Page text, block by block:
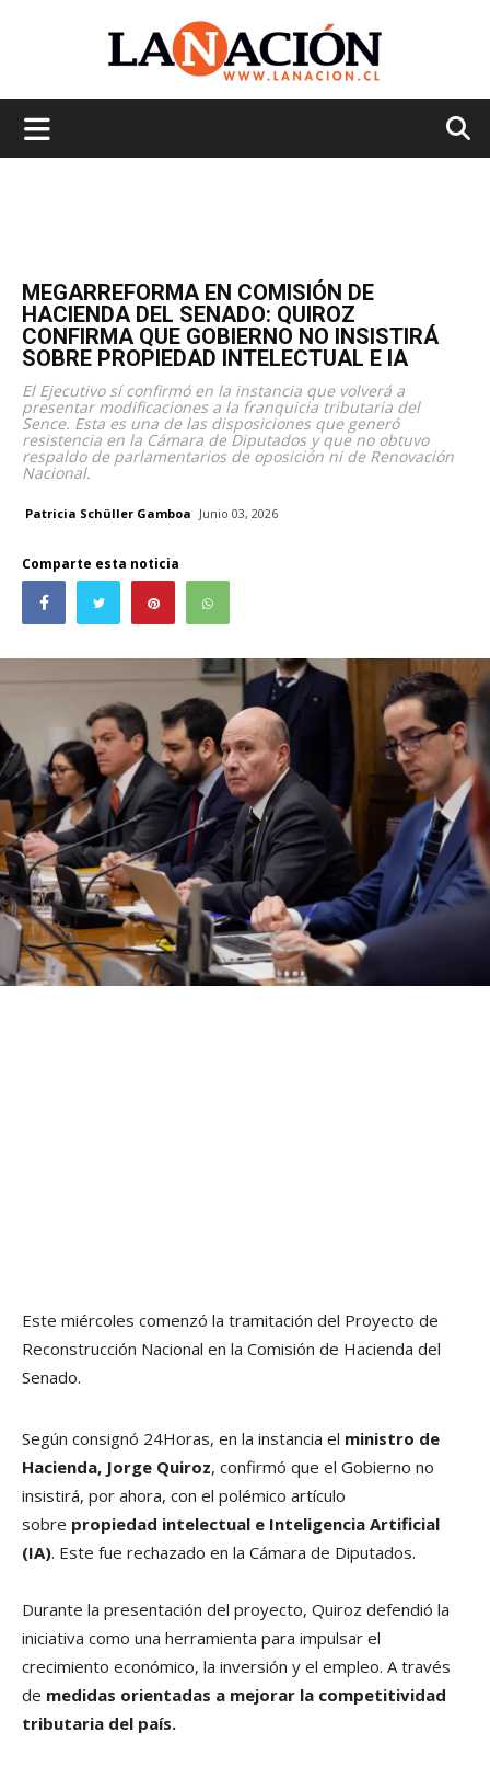
MEGARREFORMA EN COMISIÓN DE
HACIENDA DEL SENADO: QUIROZ
CONFIRMA QUE GOBIERNO NO INSISTIRÁ
SOBRE PROPIEDAD INTELECTUAL E IA
El Ejecutivo sí confirmó en la instancia que volverá a
presentar modificaciones a la franquicia tributaria del
Sence. Esta es una de las disposiciones que generó
resistencia en la Cámara de Diputados y que no obtuvo
respaldo de parlamentarios de oposición ni de Renovación
Nacional.
Patricia Schüller Gamboa Junio 03, 2026
Comparte esta noticia
Este miércoles comenzó la tramitación del Proyecto de
Reconstrucción Nacional en la Comisión de Hacienda del
Senado.
Según consignó 24Horas, en la instancia el ministro de
Hacienda, Jorge Quiroz, confirmó que el Gobierno no
insistirá, por ahora, con el polémico artículo
sobre propiedad intelectual e Inteligencia Artificial
(IA). Este fue rechazado en la Cámara de Diputados.
Durante la presentación del proyecto, Quiroz defendió la
iniciativa como una herramienta para impulsar el
crecimiento económico, la inversión y el empleo. A través
de medidas orientadas a mejorar la competitividad
tributaria del país.